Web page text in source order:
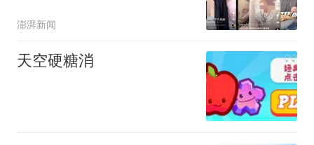
封禁
澎湃新闻
天空硬糖消